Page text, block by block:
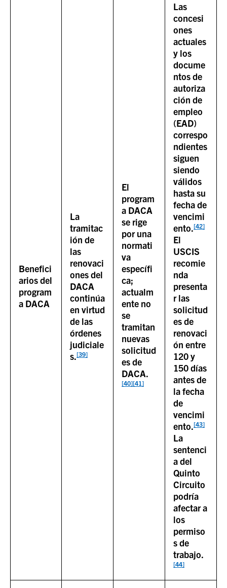
Benefici
arios del
program
a DACA
La
tramitac
ión de
las
renovaci
ones del
DACA
continúa
en virtud
de las
órdenes
judiciale
s.[39]
El
program
a DACA
se rige
por una
normati
va
específi
ca;
actualm
ente no
se
tramitan
nuevas
solicitud
es de
DACA.
[40][41]
Las
concesi
ones
actuales
y los
docume
ntos de
autoriza
ción de
empleo
(EAD)
correspo
ndientes
siguen
siendo
válidos
hasta su
fecha de
vencimi
ento.[42]
El
USCIS
recomie
nda
presenta
r las
solicitud
es de
renovaci
ón entre
120 y
150 días
antes de
la fecha
de
vencimi
ento.[43]
La
sentenci
a del
Quinto
Circuito
podría
afectar a
los
permiso
s de
trabajo.
[44]